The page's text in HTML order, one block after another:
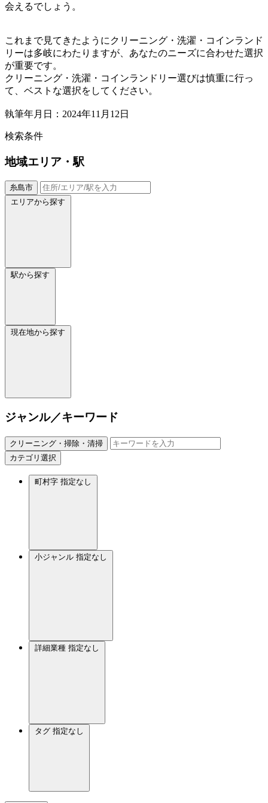
会えるでしょう。
これまで見てきたようにクリーニング・洗濯・コインランド
リーは多岐にわたりますが、あなたのニーズに合わせた選択
が重要です。
クリーニング・洗濯・コインランドリー選びは慎重に行っ
て、ベストな選択をしてください。
執筆年月日：2024年11月12日
検索条件
地域エリア・駅
糸島市
エリアから探す
駅から探す
現在地から探す
ジャンル／キーワード
クリーニング・掃除・清掃
カテゴリ選択
町村字 指定なし
小ジャンル 指定なし
詳細業種 指定なし
タグ 指定なし